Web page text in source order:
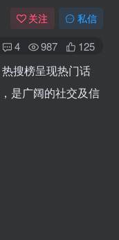
关注 私信
4 987 125
搜榜呈现热门话
是广阔的社交及信